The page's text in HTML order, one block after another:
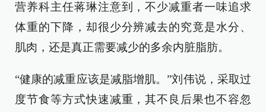
营养科主任蒋琳注意到，不少减重者一味追求
体重的下降，却很少分辨减去的究竟是水分、
肌肉，还是真正需要减少的多余内脏脂肪。
“健康的减重应该是减脂增肌。”刘伟说，采取过
度节食等方式快速减重，其不良后果也不容忽